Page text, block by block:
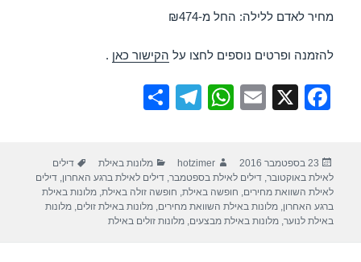
מחיר לאדם ללילה: החל מ-₪474
להזמנה ופרטים נוספים לחצו על הקישור כאן .
F
e
b
o
X
E
W
s
A
p
T
gr
a
m
e
פורסם
בתאריך
23 בספטמבר 2016 מחבר
hotzimer קטגוריות
מלונות באילת תגיות
דילים
לאילת באוקטובר,דילים לאילת בספטמבר,דילים לאילת ברגע האחרון,דילים
לאילת השוואת מחירים, חופשה באילת, חופשה זולה באילת,מלונות באילת
ברגע האחרון,מלונות באילת השוואת מחירים,מלונות באילת זולים,מלונות
באילת לנוער,מלונות באילת מבצעים,מלונות זולים באילת